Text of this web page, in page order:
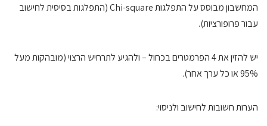
המחשבון מבוסס על התפלגות Chi-square (התפלגות בסיסית לחישוב
עבור פרופורציות).
יש להזין את 4 הפרמטרים בכחול – ולהגיע לתרחיש הרצוי (מובהקות מעל
95% או כל ערך אחר).
הערות חשובות לחישוב ולניסוי: